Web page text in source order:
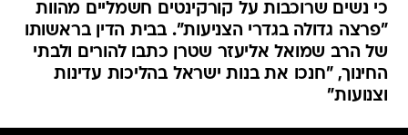
כי נשים שרוכבות על קורקינטים חשמליים מהוות
"פרצה גדולה בגדרי הצניעות". בבית הדין בראשותו
של הרב שמואל אליעזר שטרן כתבו להורים ולבתי
החינוך, "חנכו את בנות ישראל בהליכות עדינות
וצנועות"